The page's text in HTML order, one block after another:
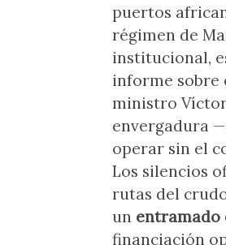
puertos
régimen de
institucional,
informe sobre
ministro
envergadura
operar sin el
Los silencios
rutas del
un entramado
financiación